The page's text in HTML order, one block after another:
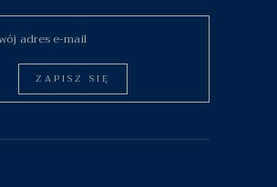
ZAPISZ SIĘ